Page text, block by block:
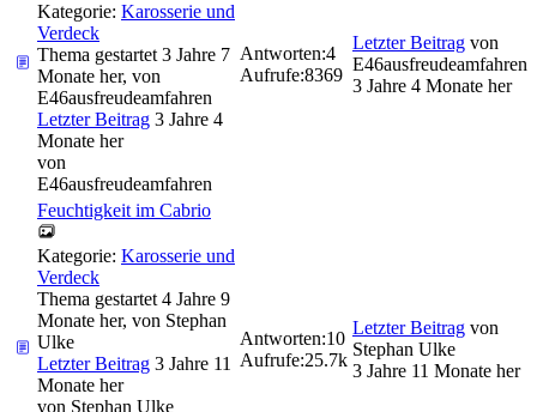
Kategorie: Karosserie und
Verdeck
Thema gestartet 3 Jahre 7
Monate her, von
E46ausfreudeamfahren
Letzter Beitrag 3 Jahre 4
Monate her
von
E46ausfreudeamfahren
Antworten:4
Aufrufe:8369
Letzter Beitrag von
E46ausfreudeamfahren
3 Jahre 4 Monate her
Feuchtigkeit im Cabrio
Kategorie: Karosserie und
Verdeck
Thema gestartet 4 Jahre 9
Monate her, von Stephan
Ulke
Letzter Beitrag 3 Jahre 11
Monate her
von Stephan Ulke
Antworten:10
Aufrufe:25.7k
Letzter Beitrag von
Stephan Ulke
3 Jahre 11 Monate her